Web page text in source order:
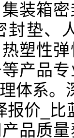
装箱
封垫、
塑性
产品
体系。
报价_
品质